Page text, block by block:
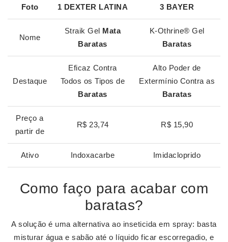
Foto 1 DEXTER LATINA 3 BAYER
Nome
Straik Gel Mata
Baratas
K-Othrine® Gel
Baratas
Destaque
Eficaz Contra
Todos os Tipos de
Baratas
Alto Poder de
Extermínio Contra as
Baratas
Preço a
partir de
R$ 23,74 R$ 15,90
Ativo Indoxacarbe Imidacloprido
Como faço para acabar com
baratas?
A solução é uma alternativa ao inseticida em spray: basta
misturar água e sabão até o líquido ficar escorregadio, e